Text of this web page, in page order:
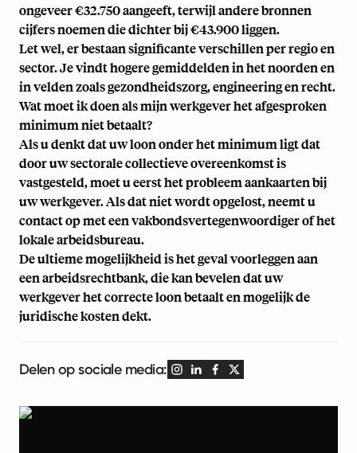
ongeveer €32.750 aangeeft, terwijl andere bronnen
cijfers noemen die dichter bij €43.900 liggen.
Let wel, er bestaan significante verschillen per regio en
sector. Je vindt hogere gemiddelden in het noorden en
in velden zoals gezondheidszorg, engineering en recht.
Wat moet ik doen als mijn werkgever het afgesproken
minimum niet betaalt?
Als u denkt dat uw loon onder het minimum ligt dat
door uw sectorale collectieve overeenkomst is
vastgesteld, moet u eerst het probleem aankaarten bij
uw werkgever. Als dat niet wordt opgelost, neemt u
contact op met een vakbondsvertegenwoordiger of het
lokale arbeidsbureau.
De ultieme mogelijkheid is het geval voorleggen aan
een arbeidsrechtbank, die kan bevelen dat uw
werkgever het correcte loon betaalt en mogelijk de
juridische kosten dekt.
Delen op sociale media: